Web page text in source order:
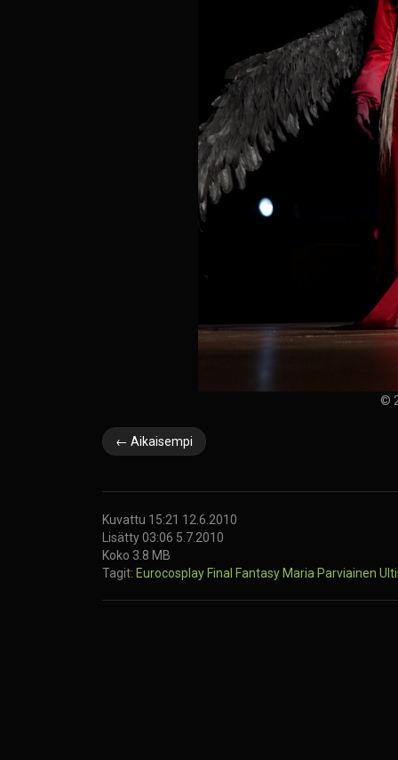
©
← Aikaisempi
Kuvattu 15:21 12.6.2010
Lisätty 03:06 5.7.2010
Koko 3.8 MB
Tagit: Eurocosplay Final Fantasy Maria Parviainen